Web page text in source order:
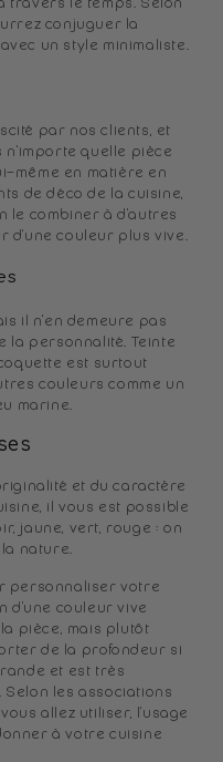
conjuguer la
un style minimaliste.
par nos clients, et
n'importe quelle pièce
même en matière en
de déco de la cuisine,
le combiner à d'autres
d'une couleur plus vive.
il n'en demeure pas
la personnalité. Teinte
est surtout
couleurs comme un
marine.
et du caractère
il vous est possible
jaune, vert, rouge : on
nature.
personnaliser votre
d'une couleur vive
pièce, mais plutôt
de la profondeur si
et est très
les associations
allez utiliser, l'usage
à votre cuisine